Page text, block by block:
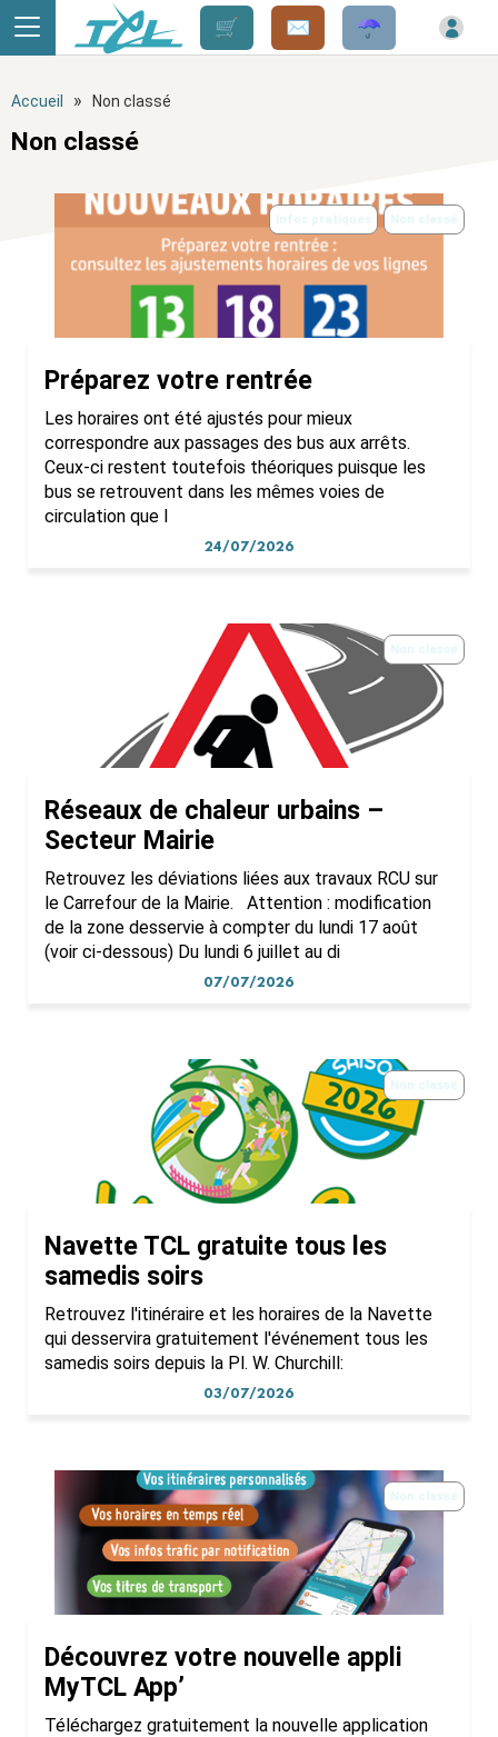
Accueil » Non classé
Non classé
Infos pratiques Non classé
Préparez votre rentrée
Les horaires ont été ajustés pour mieux
correspondre aux passages des bus aux arrêts.
Ceux-ci restent toutefois théoriques puisque les
bus se retrouvent dans les mêmes voies de
circulation que l
24/07/2026
Non classé
Réseaux de chaleur urbains –
Secteur Mairie
Retrouvez les déviations liées aux travaux RCU sur
le Carrefour de la Mairie. Attention : modification
de la zone desservie à compter du lundi 17 août
(voir ci-dessous) Du lundi 6 juillet au di
07/07/2026
Non classé
Navette TCL gratuite tous les
samedis soirs
Retrouvez l'itinéraire et les horaires de la Navette
qui desservira gratuitement l'événement tous les
samedis soirs depuis la Pl. W. Churchill:
03/07/2026
Non classé
Découvrez votre nouvelle appli
MyTCL App’
Téléchargez gratuitement la nouvelle application
Panneau de gestion des cookies